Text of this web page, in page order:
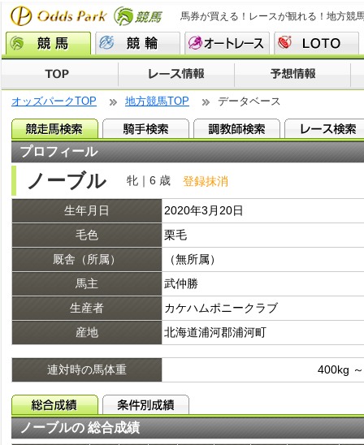
馬券が買える！レースが観れる！地方競
オッズパークTOP 地方競馬TOP データベース
プロフィール
ノーブル 牝｜6 歳 登録抹消
生年月日
2020年3月20日
毛色
栗毛
厩舎（所属）
（無所属）
馬主
武仲勝
生産者
カケハムポニークラブ
産地
北海道浦河郡浦河町
連対時の馬体重 400kg
ノーブルの 総合成績